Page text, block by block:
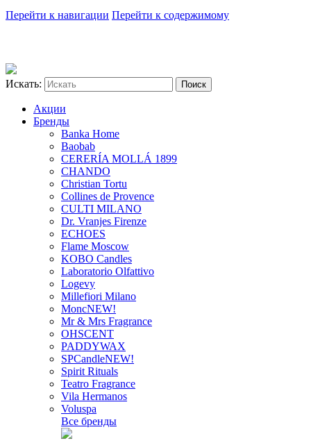
Перейти к навигации Перейти к содержимому
Искать:
Акции
Бренды
Banka Home
Baobab
CERERÍA MOLLÁ 1899
CHANDO
Christian Tortu
Collines de Provence
CULTI MILANO
Dr. Vranjes Firenze
ECHOES
Flame Moscow
KOBO Candles
Laboratorio Olfattivo
Logevy
Millefiori Milano
MoncNEW!
Mr & Mrs Fragrance
OHSCENT
PADDYWAX
SPCandleNEW!
Spirit Rituals
Teatro Fragrance
Vila Hermanos
Voluspa
Все бренды